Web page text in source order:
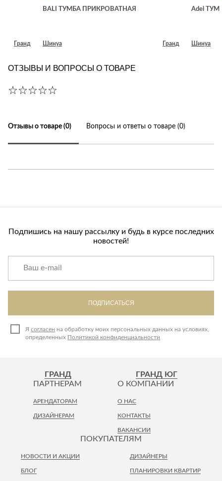
Гранд
BALI ТУМБА ПРИКРОВАТНАЯ
Шинуа Гранд
Adel
Шинуа
ОТЗЫВЫ И ВОПРОСЫ О ТОВАРЕ
Отзывы о товаре (0) Вопросы и ответы о товаре (0)
Подпишись на нашу рассылку и будь в курсе последних
новостей!
ПОДПИСАТЬСЯ
Я согласен на обработку моих персональных данных на условиях,
определенных Политикой конфиденциальности
ГРАНД ГРАНД ЮГ
ПОКУПАТЕЛЯМ
НОВОСТИ И АКЦИИ
ПЛАНИРОВКИ КВАРТИР
БЛОГ
ДИЗАЙНЕРЫ
ПАРТНЕРАМ
АРЕНДАТОРАМ
ДИЗАЙНЕРАМ
О КОМПАНИИ
О НАС
КОНТАКТЫ
ВАКАНСИИ